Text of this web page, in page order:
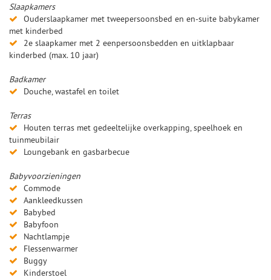
Slaapkamers
Ouderslaapkamer met tweepersoonsbed en en-suite babykamer
met kinderbed
2e slaapkamer met 2 eenpersoonsbedden en uitklapbaar
kinderbed (max. 10 jaar)
Badkamer
Douche, wastafel en toilet
Terras
Houten terras met gedeeltelijke overkapping, speelhoek en
tuinmeubilair
Loungebank en gasbarbecue
Babyvoorzieningen
Commode
Aankleedkussen
Babybed
Babyfoon
Nachtlampje
Flessenwarmer
Buggy
Kinderstoel